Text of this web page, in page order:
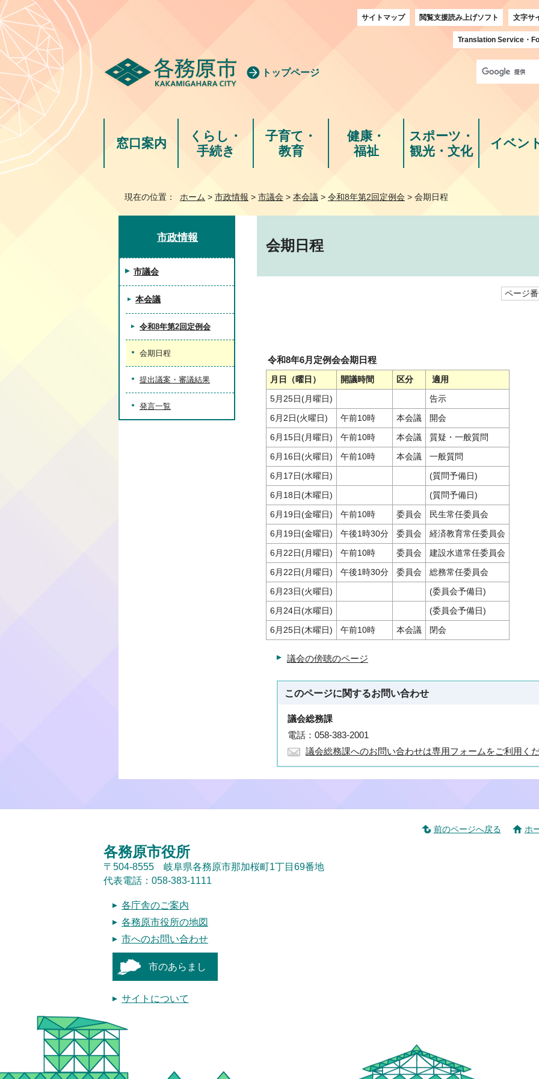
トップページ
サイトマップ 閲覧支援読み上げソフト 文字サ
Translation Service・
窓口案内
くらし・
手続き
子育て・
教育
健康・
福祉
スポーツ・
観光・文化
イベン
現在の位置： ホーム > 市政情報 > 市議会 > 本会議 > 令和8年第2回定例会 > 会期日程
会期日程
ページ
令和8年6月定例会会期日程
月日（曜日） 開議時間 区分
適用
5月25日(月曜日)
告示
6月2日(火曜日)
午前10時 本会議
開会
6月15日(月曜日)
午前10時 本会議
質疑・一般質問
6月16日(火曜日)
午前10時 本会議
一般質問
6月17日(水曜日)
(質問予備日)
6月18日(木曜日)
(質問予備日)
6月19日(金曜日)
午前10時 委員会
民生常任委員会
6月19日(金曜日)
午後1時30分 委員会
経済教育常任委員会
6月22日(月曜日)
午前10時 委員会
建設水道常任委員会
6月22日(月曜日)
午後1時30分 委員会
総務常任委員会
6月23日(火曜日)
(委員会予備日)
6月24日(水曜日)
(委員会予備日)
6月25日(木曜日)
午前10時 本会議 閉会
議会の傍聴のページ
このページに関するお問い合わせ
議会総務課
電話：058-383-2001
議会総務課へのお問い合わせは専用フォームをご利用く
市政情報
市議会
本会議
令和8年第2回定例会
会期日程
提出議案・審議結果
発言一覧
前のページへ戻る ホ
各務原市役所
〒504-8555 岐阜県各務原市那加桜町1丁目69番地
代表電話：058-383-1111
各庁舎のご案内
各務原市役所の地図
市へのお問い合わせ
市のあらまし
サイトについて